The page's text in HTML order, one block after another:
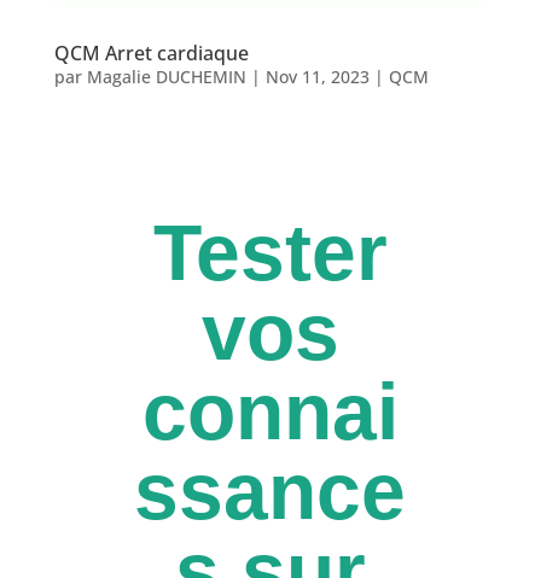
QCM Arret cardiaque
par Magalie DUCHEMIN | Nov 11, 2023| QCM
Tester
vos
connai
ssance